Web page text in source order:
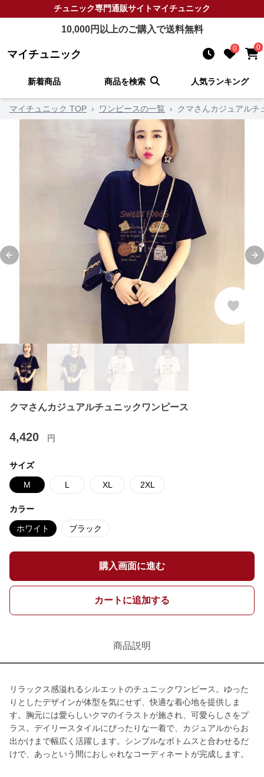
チュニック専門通販サイトマイチュニック
10,000円以上のご購入で送料無料
マイチュニック 0 0
新着商品 商品を検索 人気ランキング
マイチュニック TOP › ワンピースの一覧 › クマさんカジュアルチ
Previous slide
クマさんカジュアルチュニックワンピース
4,420 円
サイズ
M L XL 2XL
カラー
ホワイト ブラック
購入画面に進む
カートに追加する
商品説明
リラックス感溢れるシルエットのチュニックワンピース。ゆった
りとしたデザインが体型を気にせず、快適な着心地を提供しま
す。胸元には愛らしいクマのイラストが施され、可愛らしさをプ
ラス。デイリースタイルにぴったりな一着で、カジュアルからお
出かけまで幅広く活躍します。シンプルなボトムスと合わせるだ
けで、あっという間におしゃれなコーディネートが完成します。